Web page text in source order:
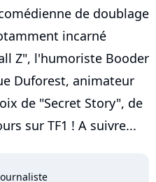
de doublage
incarné
Z", l'humoriste Booder
Duforest, animateur
de "Secret Story", de
sur TF1 ! A suivre...